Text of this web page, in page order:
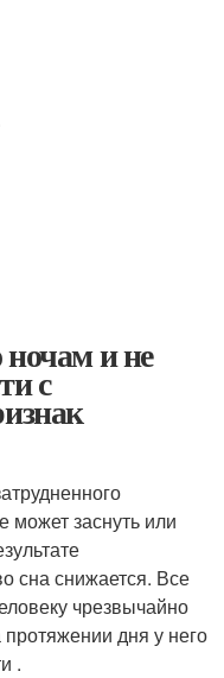
и не
с
может заснуть или
сна снижается. Все
чрезвычайно
дня у него
.